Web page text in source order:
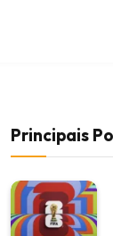
Principais